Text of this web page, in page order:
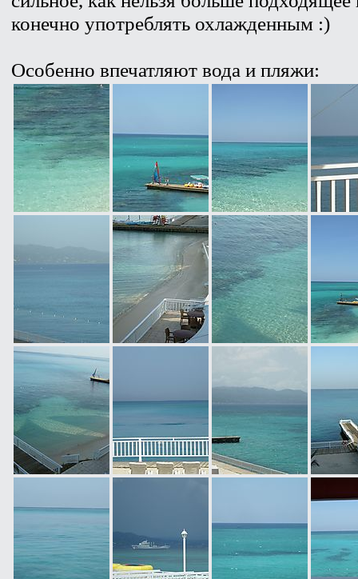
конечно употреблять охлажденным :)
Особенно впечатляют вода и пляжи: